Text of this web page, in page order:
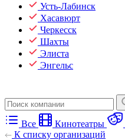
Усть-Лабинск
Хасавюрт
Черкесск
Шахты
Элиста
Энгельс
Все Кинотеатры
К списку организаций